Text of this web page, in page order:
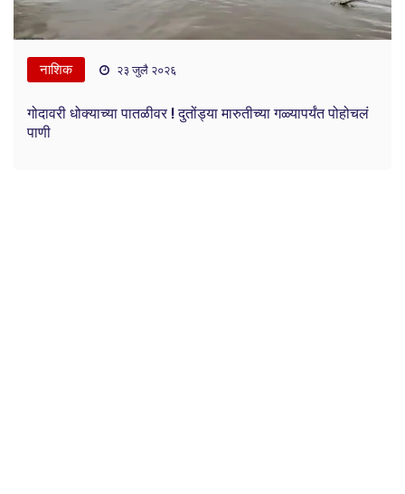
नाशिक २३ जुलै २०२६
गोदावरी धोक्याच्या पातळीवर ! दुतोंड्या मारुतीच्या गळ्यापर्यंत पोहोचलं
पाणी